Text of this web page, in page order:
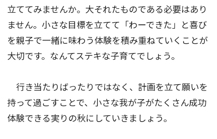
立ててみませんか。大それたものである必要はあり
ません。小さな目標を立てて「わーできた」と喜び
を親子で一緒に味わう体験を積み重ねていくことが
大切です。なんてステキな子育てでしょう。
行き当たりばったりではなく、計画を立て願いを
持って過ごすことで、小さな我が子がたくさん成功
体験できる実りの秋にしていきましょう。